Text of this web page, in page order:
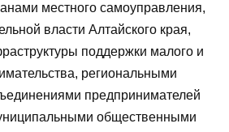
местного самоуправления,
власти Алтайского края,
поддержки малого и
региональными
предпринимателей
общественными